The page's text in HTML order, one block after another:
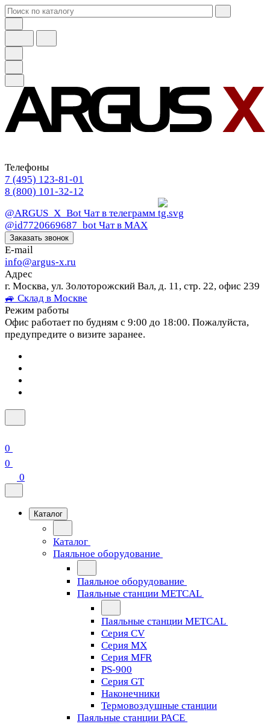
Телефоны
7 (495) 123-81-01
8 (800) 101-32-12
@ARGUS_X_Bot Чат в телеграмм
@id7720669687_bot Чат в МАХ
Заказать звонок
E-mail
info@argus-x.ru
Адрес
г. Москва, ул. Золоторожский Вал, д. 11, стр. 22, офис 239
🚙 Склад в Москве
Режим работы
Офис работает по будням с 9:00 до 18:00. Пожалуйста,
предупредите о визите заранее.
0
0
0
Каталог
Каталог
Паяльное оборудование
Паяльное оборудование
Паяльные станции METCAL
Паяльные станции METCAL
Серия CV
Серия MX
Серия MFR
PS-900
Серия GT
Наконечники
Термовоздушные станции
Паяльные станции PACE